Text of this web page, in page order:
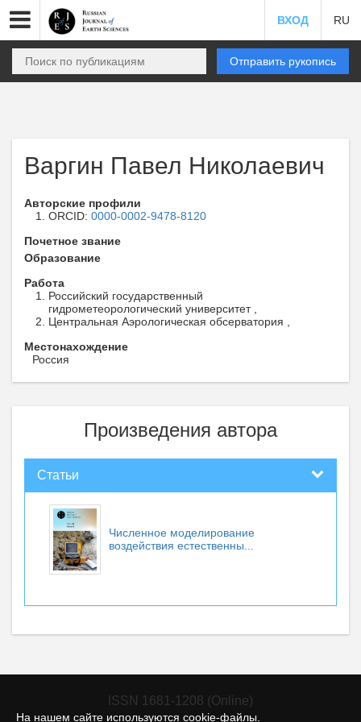
На нашем сайте используются cookie-файлы.
ВХОД RU
Отправить рукопись
Варгин Павел Николаевич
Авторские профили
ORCID: 0000-0002-9478-8120
Почетное звание
Образование
Работа
Российский государственный
гидрометеорологический университет ,
Центральная Аэрологическая обсерватория ,
Местонахождение
Россия
Произведения автора
Статьи
Численное моделирование
воздействия естественны...
ISSN 1681-1208 (Online)